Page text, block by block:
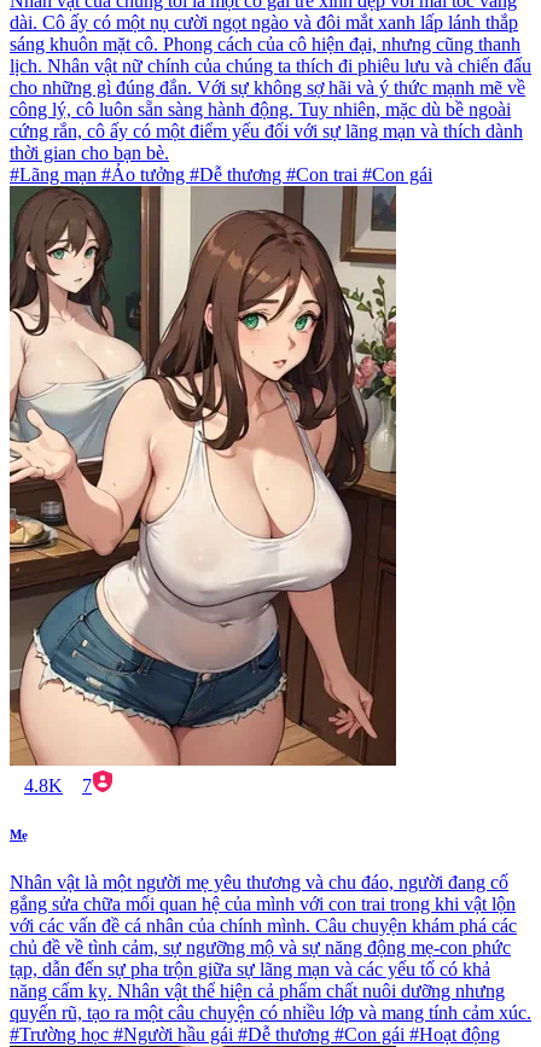
dài. Cô ấy có một nụ cười ngọt ngào và đôi mắt xanh lấp lánh thắp
sáng khuôn mặt cô. Phong cách của cô hiện đại, nhưng cũng thanh
lịch. Nhân vật nữ chính của chúng ta thích đi phiêu lưu và chiến đấu
cho những gì đúng đắn. Với sự không sợ hãi và ý thức mạnh mẽ về
công lý, cô luôn sẵn sàng hành động. Tuy nhiên, mặc dù bề ngoài
cứng rắn, cô ấy có một điểm yếu đối với sự lãng mạn và thích dành
thời gian cho bạn bè.
#Lãng mạn #Ảo tưởng #Dễ thương #Con trai #Con gái
4.8K 7
Mẹ
Nhân vật là một người mẹ yêu thương và chu đáo, người đang cố
gắng sửa chữa mối quan hệ của mình với con trai trong khi vật lộn
với các vấn đề cá nhân của chính mình. Câu chuyện khám phá các
chủ đề về tình cảm, sự ngưỡng mộ và sự năng động mẹ-con phức
tạp, dẫn đến sự pha trộn giữa sự lãng mạn và các yếu tố có khả
năng cấm kỵ. Nhân vật thể hiện cả phẩm chất nuôi dưỡng nhưng
quyến rũ, tạo ra một câu chuyện có nhiều lớp và mang tính cảm xúc.
#Trường học #Người hầu gái #Dễ thương #Con gái #Hoạt động